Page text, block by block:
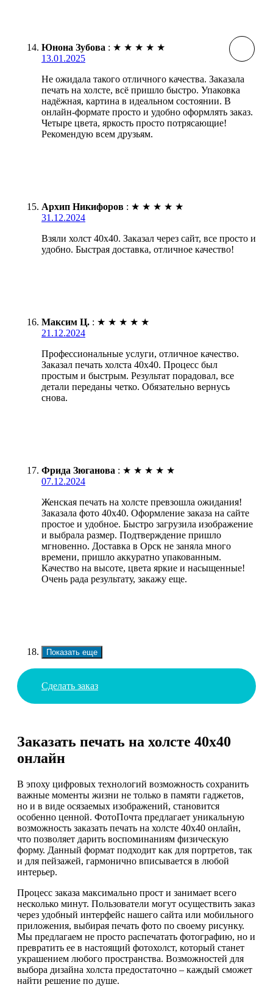
Юнона Зубова : ★ ★ ★ ★ ★
13.01.2025
Не ожидала такого отличного качества. Заказала
печать на холсте, всё пришло быстро. Упаковка
надёжная, картина в идеальном состоянии. В
онлайн-формате просто и удобно оформлять заказ.
Четыре цвета, яркость просто потрясающие!
Рекомендую всем друзьям.
Архип Никифоров : ★ ★ ★ ★ ★
31.12.2024
Взяли холст 40х40. Заказал через сайт, все просто и
удобно. Быстрая доставка, отличное качество!
Максим Ц. : ★ ★ ★ ★ ★
21.12.2024
Профессиональные услуги, отличное качество.
Заказал печать холста 40х40. Процесс был
простым и быстрым. Результат порадовал, все
детали переданы четко. Обязательно вернусь
снова.
Фрида Зюганова : ★ ★ ★ ★ ★
07.12.2024
Женская печать на холсте превзошла ожидания!
Заказала фото 40х40. Оформление заказа на сайте
простое и удобное. Быстро загрузила изображение
и выбрала размер. Подтверждение пришло
мгновенно. Доставка в Орск не заняла много
времени, пришло аккуратно упакованным.
Качество на высоте, цвета яркие и насыщенные!
Очень рада результату, закажу еще.
Показать еще
Сделать заказ
Заказать печать на холсте 40х40
онлайн
В эпоху цифровых технологий возможность сохранить
важные моменты жизни не только в памяти гаджетов,
но и в виде осязаемых изображений, становится
особенно ценной. ФотоПочта предлагает уникальную
возможность заказать печать на холсте 40х40 онлайн,
что позволяет дарить воспоминаниям физическую
форму. Данный формат подходит как для портретов, так
и для пейзажей, гармонично вписывается в любой
интерьер.
Процесс заказа максимально прост и занимает всего
несколько минут. Пользователи могут осуществить заказ
через удобный интерфейс нашего сайта или мобильного
приложения, выбирая печать фото по своему рисунку.
Мы предлагаем не просто распечатать фотографию, но и
превратить ее в настоящий фотохолст, который станет
украшением любого пространства. Возможностей для
выбора дизайна холста предостаточно – каждый сможет
найти решение по душе.